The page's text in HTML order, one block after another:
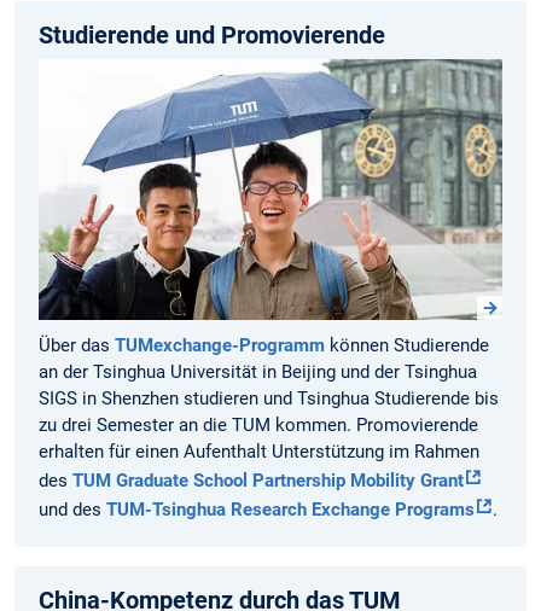
Studierende und Promovierende
Über das TUMexchange-Programm können Studierende
an der Tsinghua Universität in Beijing und der Tsinghua
SIGS in Shenzhen studieren und Tsinghua Studierende bis
zu drei Semester an die TUM kommen. Promovierende
erhalten für einen Aufenthalt Unterstützung im Rahmen
des TUM Graduate School Partnership Mobility Grant
und des TUM-Tsinghua Research Exchange Programs .
China-Kompetenz durch das TUM